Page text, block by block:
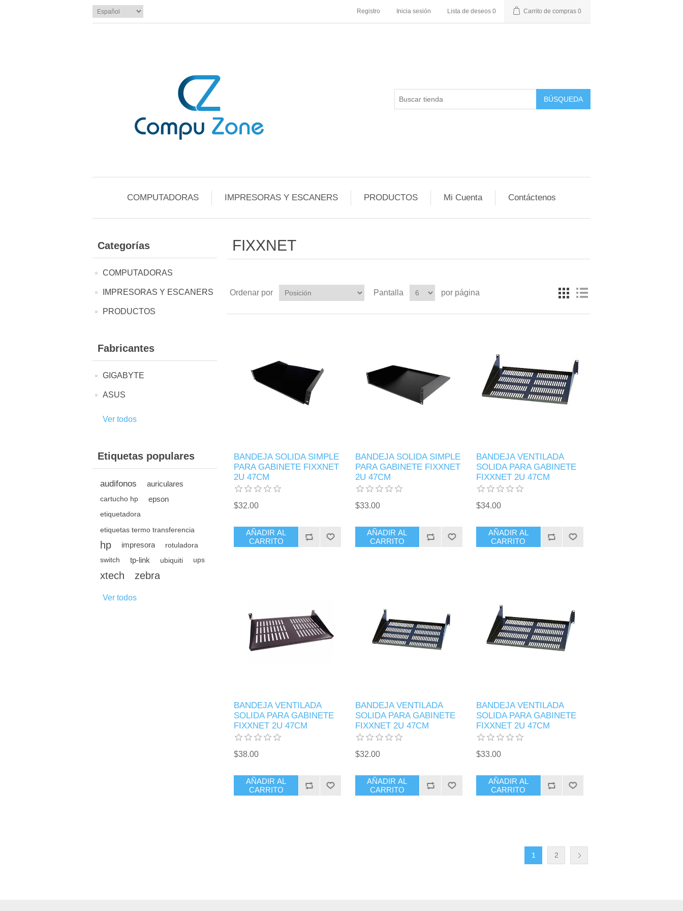
Registro Inicia sesión Lista de deseos 0 Carrito de compras 0
BÚSQUEDA
COMPUTADORAS IMPRESORAS Y ESCANERS PRODUCTOS Mi Cuenta Contáctenos
Categorías
COMPUTADORAS
IMPRESORAS Y ESCANERS
PRODUCTOS
Fabricantes
GIGABYTE
ASUS
Ver todos
Etiquetas populares
audifonos auriculares
cartucho hp epson
etiquetadora
etiquetas termo transferencia
hp impresora rotuladora
switch tp-link ubiquiti ups
xtech zebra
Ver todos
FIXXNET
Ordenar por Pantalla por página
BANDEJA SOLIDA SIMPLE
PARA GABINETE FIXXNET
2U 47CM
$32.00
AÑADIR AL
CARRITO
BANDEJA SOLIDA SIMPLE
PARA GABINETE FIXXNET
2U 47CM
$33.00
AÑADIR AL
CARRITO
BANDEJA VENTILADA
SOLIDA PARA GABINETE
FIXXNET 2U 47CM
$34.00
AÑADIR AL
CARRITO
BANDEJA VENTILADA
SOLIDA PARA GABINETE
FIXXNET 2U 47CM
$38.00
AÑADIR AL
CARRITO
BANDEJA VENTILADA
SOLIDA PARA GABINETE
FIXXNET 2U 47CM
$32.00
AÑADIR AL
CARRITO
BANDEJA VENTILADA
SOLIDA PARA GABINETE
FIXXNET 2U 47CM
$33.00
AÑADIR AL
CARRITO
1 2